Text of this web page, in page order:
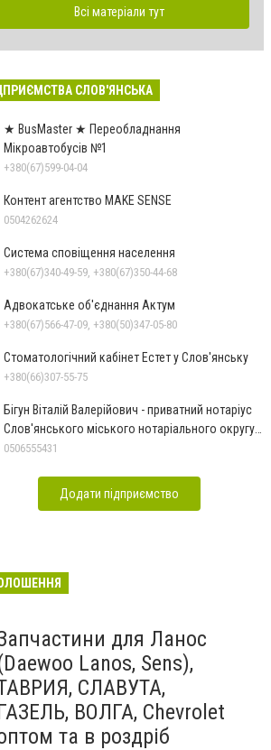
Всі матеріали тут
СЛОВ'ЯНСЬКА
★ BusMaster ★ Переобладнання
Мікроавтобусів №1
+380(67)599-04-04
Контент агентство MAKE SENSE
0504262624
Система сповіщення населення
+380(67)340-49-59, +380(67)350-44-68
Адвокатське об'єднання Актум
+380(67)566-47-09, +380(50)347-05-80
Стоматологічний кабінет Естет у Слов'янську
+380(66)307-55-75
Бігун Віталій Валерійович - приватний нотаріус
Слов'янського міського нотаріального округу
Дон.обл.
0506555431
Додати підприємство
для Ланос
Lanos, Sens),
СЛАВУТА,
ВОЛГА, Chevrolet
та в роздріб